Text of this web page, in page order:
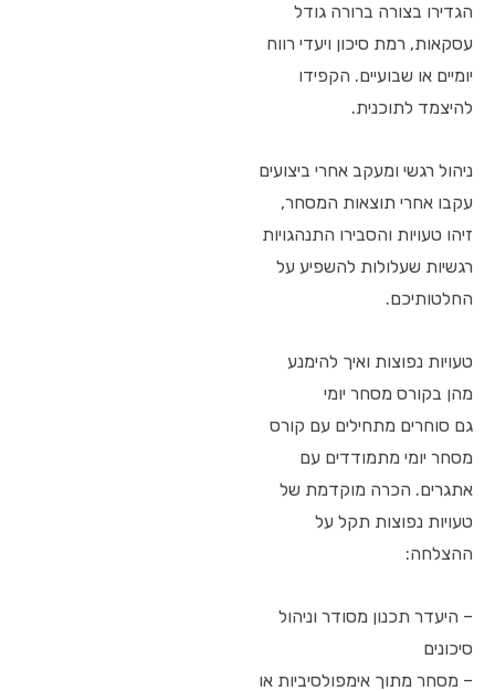
הגדירו בצורה ברורה גודל
עסקאות, רמת סיכון ויעדי רווח
יומיים או שבועיים. הקפידו
להיצמד לתוכנית.
ניהול רגשי ומעקב אחרי ביצועים
עקבו אחרי תוצאות המסחר,
זיהו טעויות והסבירו התנהגויות
רגשיות שעלולות להשפיע על
החלטותיכם.
טעויות נפוצות ואיך להימנע
מהן בקורס מסחר יומי
גם סוחרים מתחילים עם קורס
מסחר יומי מתמודדים עם
אתגרים. הכרה מוקדמת של
טעויות נפוצות תקל על
ההצלחה:
– היעדר תכנון מסודר וניהול
סיכונים
– מסחר מתוך אימפולסיביות או